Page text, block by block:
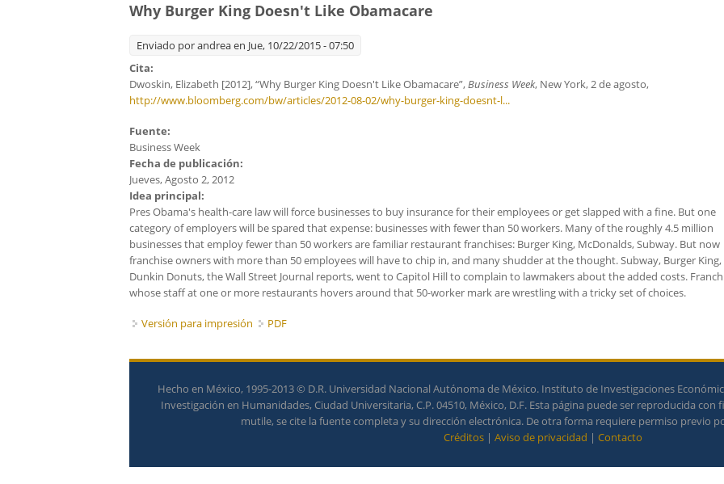
Why Burger King Doesn't Like Obamacare
Enviado porandreaen Jue, 10/22/2015 - 07:50
Cita:
Dwoskin, Elizabeth [2012], “Why Burger King Doesn't Like Obamacare”,Business Week, New York, 2 de agosto,
http://www.bloomberg.com/bw/articles/2012-08-02/why-burger-king-doesnt-l...
Fuente:
Business Week
Fecha de publicación:
Jueves, Agosto 2, 2012
Idea principal:
Pres Obama's health-care law will force businesses to buy insurance for their employees or get slapped with a fine. But one
category of employers will be spared that expense: businesses with fewer than 50 workers. Many of the roughly 4.5 million
businesses that employ fewer than 50 workers are familiar restaurant franchises: Burger King, McDonalds, Subway. But now
franchise owners with more than 50 employees will have to chip in, and many shudder at the thought. Subway, Burger King,
Dunkin Donuts, the Wall Street Journal reports, went to Capitol Hill to complain to lawmakers about the added costs.
whose staff at one or more restaurants hovers around that 50-worker mark are wrestling with a tricky set of choices.
Versión para impresión PDF
Hecho en México, 1995-2013 © D.R. Universidad Nacional Autónoma de México. Instituto de Investigaciones
Investigación en Humanidades, Ciudad Universitaria, C.P. 04510, México, D.F. Esta página puede ser reproducida
mutile, se cite la fuente completa y su dirección electrónica. De otra forma requiere permiso previo
Créditos | Aviso de privacidad | Contacto